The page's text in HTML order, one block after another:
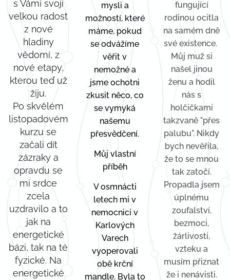
s Vámi svoji
velkou radost
z nové
hladiny
vědomí, z
nové etapy,
kterou teď už
žiju.
Po skvělém
listopadovém
kurzu se
začali dít
zázraky a
opravdu se
mi srdce
zcela
uzdravilo a to
jak na
energetické
bázi, tak na té
fyzické. Na
energetické
mysli a
možností, které
máme, pokud
se odvážíme
věřit v
nemožnéa
jsme ochotni
zkusit něco, co
se vymyká
našemu
přesvědčení.
Můj vlastní
příběh
V osmnácti
letech mi v
nemocnici v
Karlových
Varech
vyoperovali
obě krční
mandle. Byla to
fungující
rodinou ocitla
na samém dně
své existence.
Můj muž si
našel jinou
ženu a hodil
nás s
holčičkami
takzvaně "přes
palubu". Nikdy
bych nevěřila,
že to se mnou
tak zatočí.
Propadla jsem
úplnému
zoufalství,
bezmoci,
žárlivosti,
vzteku a
musím přiznat
že i nenávisti.